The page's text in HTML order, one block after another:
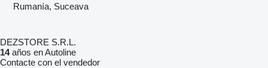
Rumanía, Suceava
DEZSTORE S.R.L.
14años en Autoline
Contacte con el vendedor